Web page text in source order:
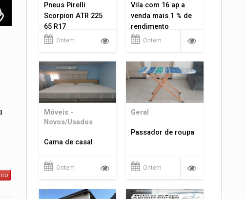
Pneus Pirelli
Scorpion ATR 225
65 R17
Ontem
Vila com 16 ap a
venda mais 1 % de
rendimento
Ontem
Móveis -
Novos/Usados
Cama de casal
Ontem
Geral
Passador de roupa
Ontem